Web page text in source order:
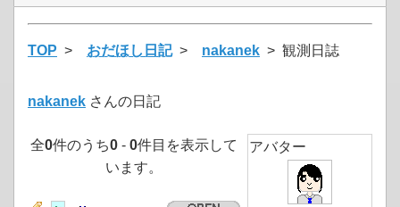
TOP > おだほし日記> nakanek > 観測日誌
nakanek さんの日記
全0件のうち0 - 0件目を表示して
います。
アバター